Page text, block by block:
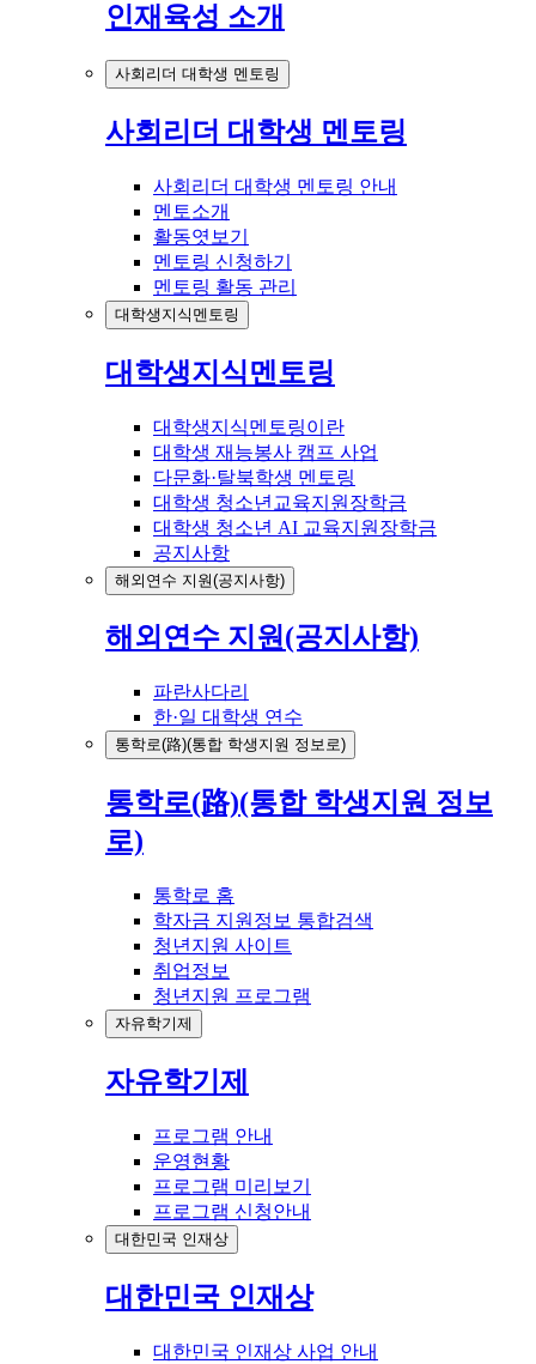
인재육성 소개
사회리더 대학생 멘토링
사회리더 대학생 멘토링
사회리더 대학생 멘토링 안내
멘토소개
활동엿보기
멘토링 신청하기
멘토링 활동 관리
대학생지식멘토링
대학생지식멘토링
대학생지식멘토링이란
대학생 재능봉사 캠프 사업
다문화·탈북학생 멘토링
대학생 청소년교육지원장학금
대학생 청소년 AI 교육지원장학금
공지사항
해외연수 지원(공지사항)
해외연수 지원(공지사항)
파란사다리
한·일 대학생 연수
통학로(路)(통합 학생지원 정보로)
통학로(路)(통합 학생지원 정보
로)
통학로 홈
학자금 지원정보 통합검색
청년지원 사이트
취업정보
청년지원 프로그램
자유학기제
자유학기제
프로그램 안내
운영현황
프로그램 미리보기
프로그램 신청안내
대한민국 인재상
대한민국 인재상
대한민국 인재상 사업 안내